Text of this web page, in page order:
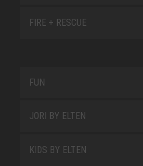
FIRE + RESCUE
FUN
JORI BY ELTEN
KIDS BY ELTEN